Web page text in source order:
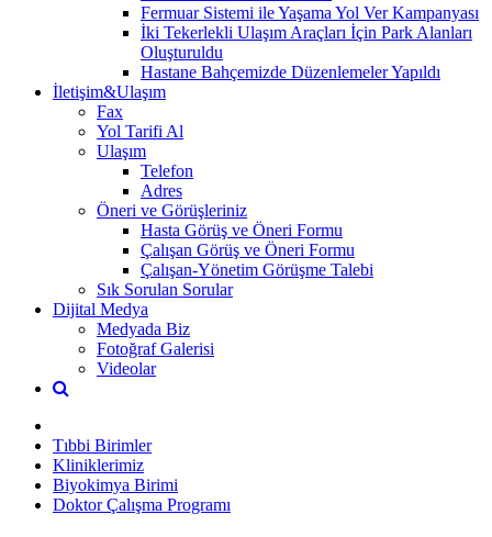
Fermuar Sistemi ile Yaşama Yol Ver Kampanyası
İki Tekerlekli Ulaşım Araçları İçin Park Alanları
Oluşturuldu
Hastane Bahçemizde Düzenlemeler Yapıldı
İletişim&Ulaşım
Fax
Yol Tarifi Al
Ulaşım
Telefon
Adres
Öneri ve Görüşleriniz
Hasta Görüş ve Öneri Formu
Çalışan Görüş ve Öneri Formu
Çalışan-Yönetim Görüşme Talebi
Sık Sorulan Sorular
Dijital Medya
Medyada Biz
Fotoğraf Galerisi
Videolar
Tıbbi Birimler
Kliniklerimiz
Biyokimya Birimi
Doktor Çalışma Programı